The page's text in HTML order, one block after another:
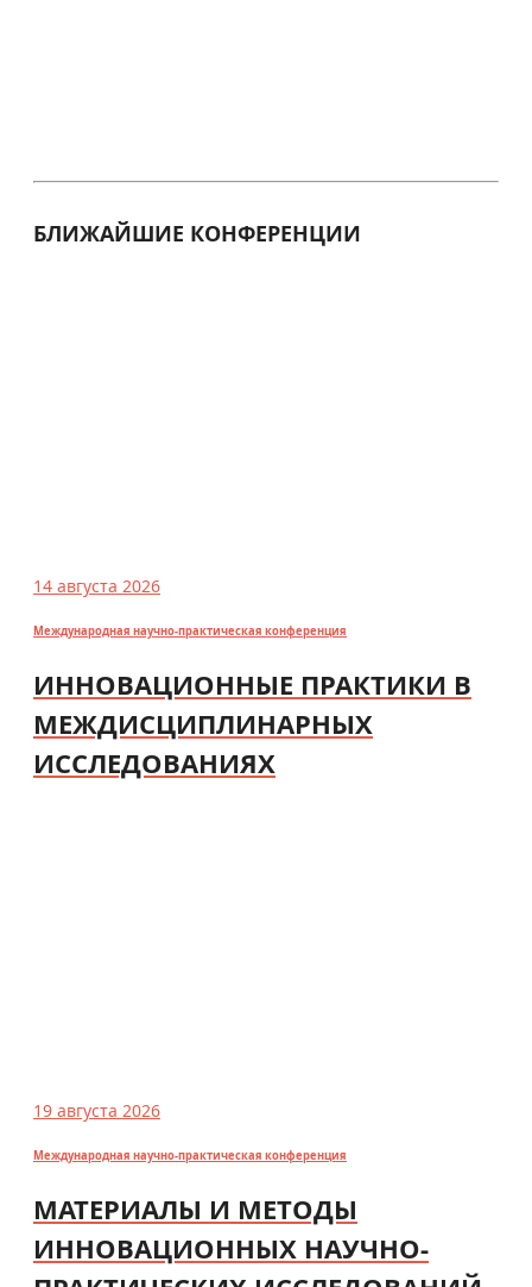
БЛИЖАЙШИЕ КОНФЕРЕНЦИИ
14 августа 2026
Международная научно-практическая конференция
ИННОВАЦИОННЫЕ ПРАКТИКИ В
МЕЖДИСЦИПЛИНАРНЫХ
ИССЛЕДОВАНИЯХ
19 августа 2026
Международная научно-практическая конференция
МАТЕРИАЛЫ И МЕТОДЫ
ИННОВАЦИОННЫХ НАУЧНО-